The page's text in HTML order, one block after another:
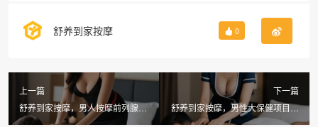
舒养到家按摩 0
上一篇
舒养到家按摩，男人按摩前列腺有
什么好处和坏处解析
下一篇
舒养到家按摩，男性大保健项目暗
示哪些内容值得了解